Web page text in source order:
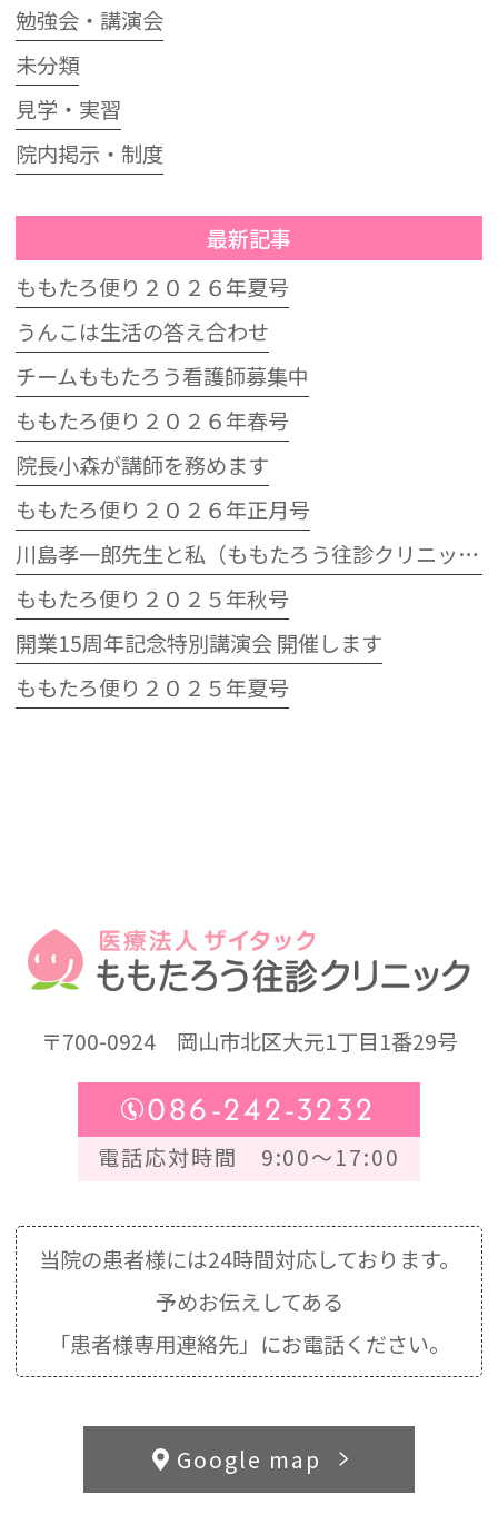
勉強会・講演会
未分類
見学・実習
院内掲示・制度
最新記事
ももたろ便り２０２６年夏号
うんこは生活の答え合わせ
チームももたろう看護師募集中
ももたろ便り２０２６年春号
院長小森が講師を務めます
ももたろ便り２０２６年正月号
川島孝一郎先生と私（ももたろう往診クリニック開院15周年記念特別講演会）
ももたろ便り２０２５年秋号
開業15周年記念特別講演会 開催します
ももたろ便り２０２５年夏号
〒700-0924岡山市北区大元1丁目1番29号
086-242-3232
電話応対時間 9:00～17:00
当院の患者様には24時間対応しております。
予めお伝えしてある
「患者様専用連絡先」にお電話ください。
Google map